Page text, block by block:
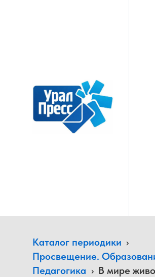
Каталог периодики ›
Просвещение.
Педагогика › В мире